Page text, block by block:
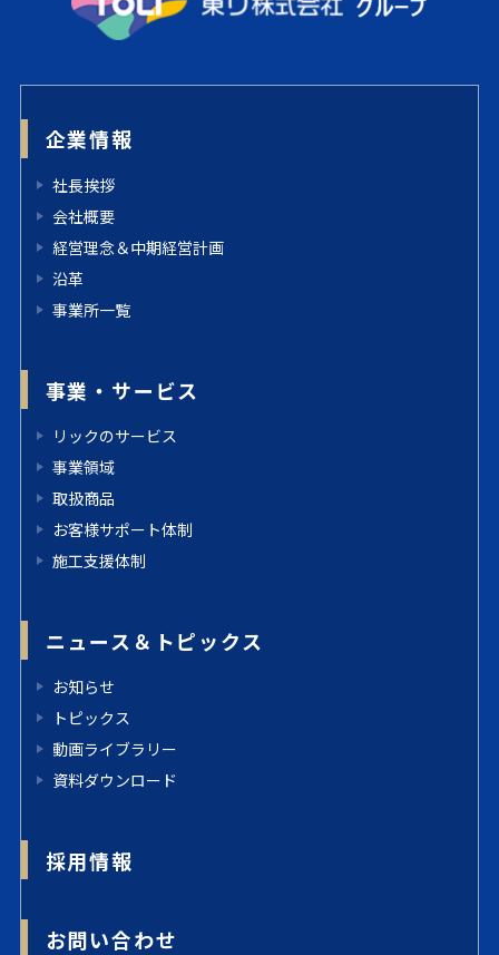
企業情報
社長挨拶
会社概要
経営理念＆中期経営計画
沿革
事業所一覧
事業・サービス
リックのサービス
事業領域
取扱商品
お客様サポート体制
施工支援体制
ニュース＆トピックス
お知らせ
トピックス
動画ライブラリー
資料ダウンロード
採用情報
お問い合わせ